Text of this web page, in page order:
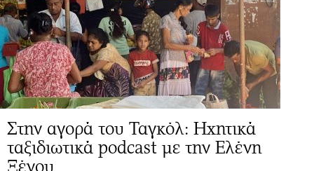
Στην αγορά του Ταγκόλ: Ηχητικά
ταξιδιωτικά podcast με την Ελένη
Ξένου